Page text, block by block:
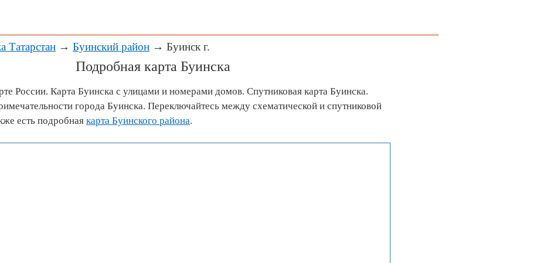
Татарстан → Буинский район → Буинск г.
Подробная карта Буинска
России. Карта Буинска с улицами и номерами домов. Спутниковая карта Буинска.
города Буинска. Переключайтесь между схематической и спутниковой
есть подробная карта Буинского района.